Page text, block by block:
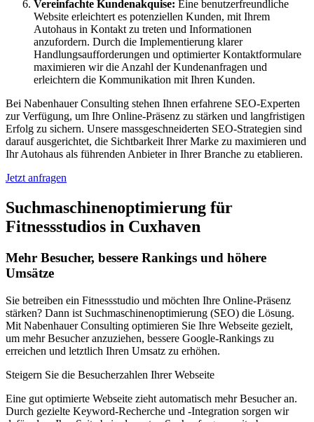
Vereinfachte Kundenakquise: Eine benutzerfreundliche
Website erleichtert es potenziellen Kunden, mit Ihrem
Autohaus in Kontakt zu treten und Informationen
anzufordern. Durch die Implementierung klarer
Handlungsaufforderungen und optimierter Kontaktformulare
maximieren wir die Anzahl der Kundenanfragen und
erleichtern die Kommunikation mit Ihren Kunden.
Bei Nabenhauer Consulting stehen Ihnen erfahrene SEO-Experten
zur Verfügung, um Ihre Online-Präsenz zu stärken und langfristigen
Erfolg zu sichern. Unsere massgeschneiderten SEO-Strategien sind
darauf ausgerichtet, die Sichtbarkeit Ihrer Marke zu maximieren und
Ihr Autohaus als führenden Anbieter in Ihrer Branche zu etablieren.
Jetzt anfragen
Suchmaschinenoptimierung für
Fitnessstudios in Cuxhaven
Mehr Besucher, bessere Rankings und höhere
Umsätze
Sie betreiben ein Fitnessstudio und möchten Ihre Online-Präsenz
stärken? Dann ist Suchmaschinenoptimierung (SEO) die Lösung.
Mit Nabenhauer Consulting optimieren Sie Ihre Webseite gezielt,
um mehr Besucher anzuziehen, bessere Google-Rankings zu
erreichen und letztlich Ihren Umsatz zu erhöhen.
Steigern Sie die Besucherzahlen Ihrer Webseite
Eine gut optimierte Webseite zieht automatisch mehr Besucher an.
Durch gezielte Keyword-Recherche und -Integration sorgen wir